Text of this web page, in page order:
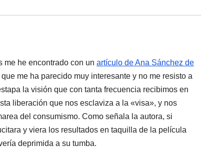
me he encontrado con un artí­culo de Ana Sánchez de
que me ha parecido muy interesante y no me resisto a
la visión que con tanta frecuencia recibimos en
liberación que nos esclaviza a la «visa», y nos
del consumismo. Como señala la autora, si
y viera los resultados en taquilla de la pelí­cula
deprimida a su tumba.